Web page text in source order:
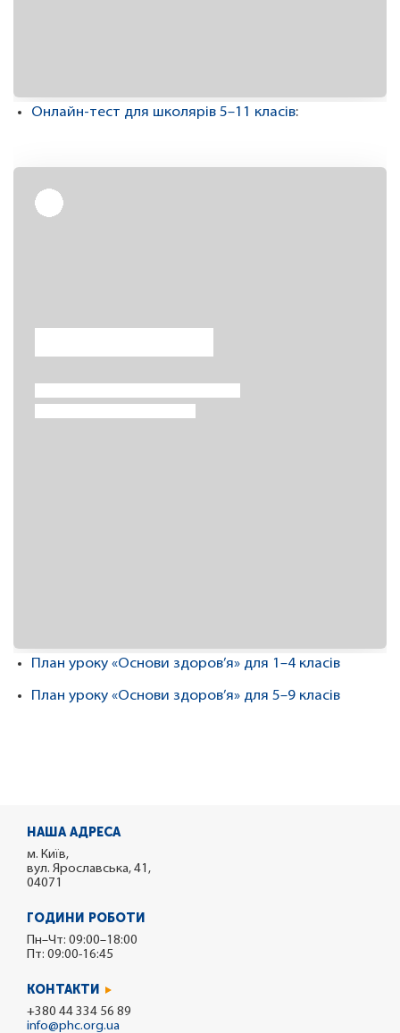
Онлайн-тест для школярів 5–11 класів:
План уроку «Основи здоров’я» для 1–4 класів
План уроку «Основи здоров’я» для 5–9 класів
НАША АДРЕСА
м. Київ,
вул. Ярославська, 41,
04071
ГОДИНИ РОБОТИ
Пн–Чт: 09:00–18:00
Пт: 09:00-16:45
КОНТАКТИ
+380 44 334 56 89
info@phc.org.ua